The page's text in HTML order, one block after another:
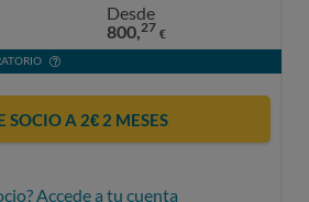
Desde
800,27 €
SOCIO A 2€ 2 MESES
Accede a tu cuenta